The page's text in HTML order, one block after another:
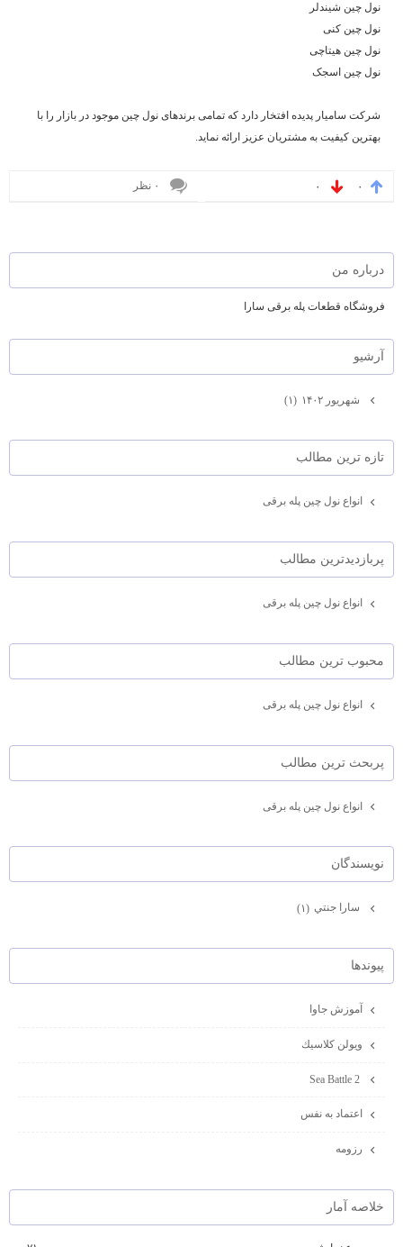
نول چین شیندلر
نول چین کنی
نول چین هیتاچی
نول چین اسجک
شرکت سامیار پدیده افتخار دارد که تمامی برندهای نول چین موجود در بازار را با
بهترین کیفیت به مشتریان عزیز ارائه نماید.
۰ ۰ ۰ نظر
درباره من
فروشگاه قطعات پله برقی سارا
آرشيو
شهریور ۱۴۰۲ (۱)
تازه ترين مطالب
انواع نول چین پله برقی
پربازديدترين مطالب
انواع نول چین پله برقی
محبوب ترين مطالب
انواع نول چین پله برقی
پربحث ترين مطالب
انواع نول چین پله برقی
نويسندگان
سارا جنتي (۱)
پيوندها
آموزش جاوا
ويولن كلاسيك
اعتماد به نفس
رزومه
خلاصه آمار